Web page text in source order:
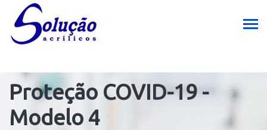
Proteção COVID-19 -
Modelo 4